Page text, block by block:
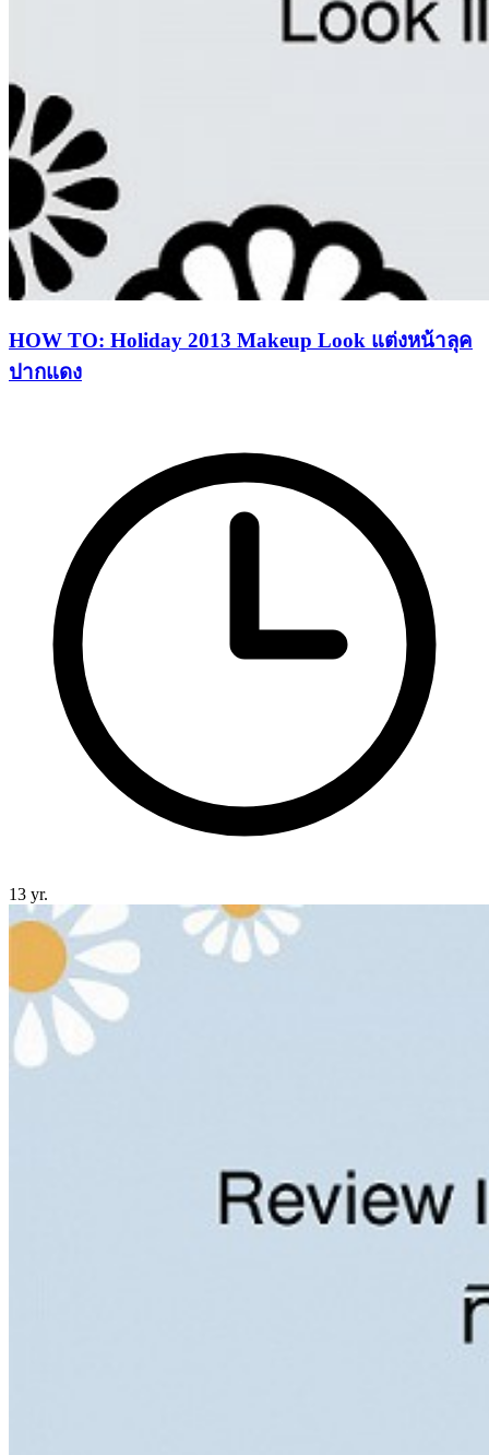
HOW TO: Holiday 2013 Makeup Look แต่งหน้าลุค
ปากแดง
13 yr.